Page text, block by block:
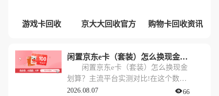
游戏卡回收 京大大回收官方 购物卡回收资讯
闲置京东e卡（套装）怎么换现金划算？主流平台实测对比!
闲置京东e卡（套装）怎么换现金
划算？主流平台实测对比!在这个数字
化消费的时代，很多朋友手里都会攒
2026.08.07 66